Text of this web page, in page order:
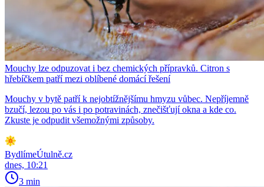
Mouchy lze odpuzovat i bez chemických přípravků. Citron s
hřebíčkem patří mezi oblíbené domácí řešení
Mouchy v bytě patří k nejobtížnějšímu hmyzu vůbec. Nepříjemně
bzučí, lezou po vás i po potravinách, znečišťují okna a kde co.
Zkuste je odpudit všemožnými způsoby.
BydlímeÚtulně.cz
dnes, 10:21
3 min